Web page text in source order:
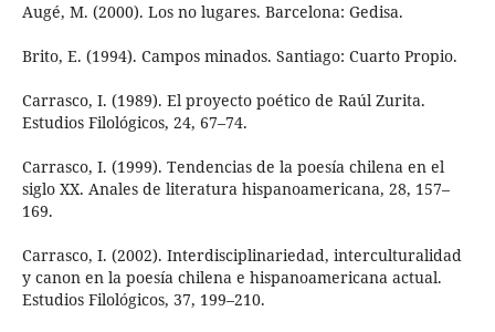
Augé, M. (2000). Los no lugares. Barcelona: Gedisa.
Brito, E. (1994). Campos minados. Santiago: Cuarto Propio.
Carrasco, I. (1989). El proyecto poético de Raúl Zurita.
Estudios Filológicos, 24, 67–74.
Carrasco, I. (1999). Tendencias de la poesía chilena en el
siglo XX. Anales de literatura hispanoamericana, 28, 157–
169.
Carrasco, I. (2002). Interdisciplinariedad, interculturalidad
y canon en la poesía chilena e hispanoamericana actual.
Estudios Filológicos, 37, 199–210.